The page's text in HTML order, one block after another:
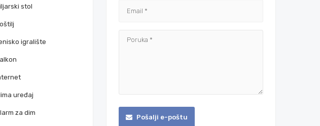
stol
igralište
uređaj
za dim
Pošalji e-poštu